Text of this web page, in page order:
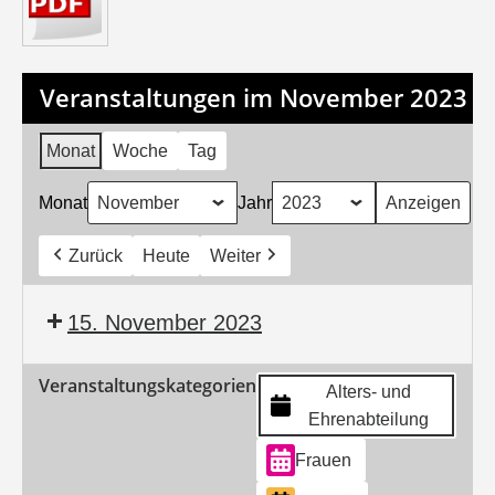
Veranstaltungen im November 2023
Monat Woche Tag
Monat Jahr
Zurück Heute Weiter
15. November 2023
Veranstaltungskategorien
Alters- und
Ehrenabteilung
Frauen